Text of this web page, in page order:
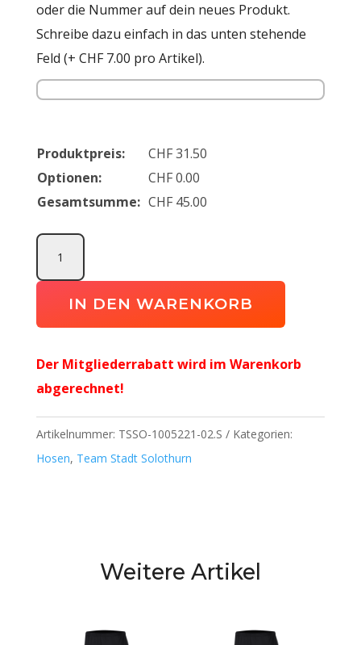
oder die Nummer auf dein neues Produkt.
Schreibe dazu einfach in das unten stehende
Feld (+ CHF 7.00 pro Artikel).
Produktpreis: CHF31.50
Optionen:
CHF0.00
Gesamtsumme: CHF 45.00
Team
Menge
IN DEN WARENKORB
Der Mitgliederrabatt wird im Warenkorb
abgerechnet!
Artikelnummer: TSSO-1005221-02.S
Kategorien:
Hosen, Team Stadt Solothurn
Weitere Artikel